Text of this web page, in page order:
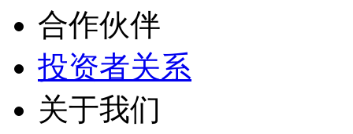
合作伙伴
投资者关系
关于我们